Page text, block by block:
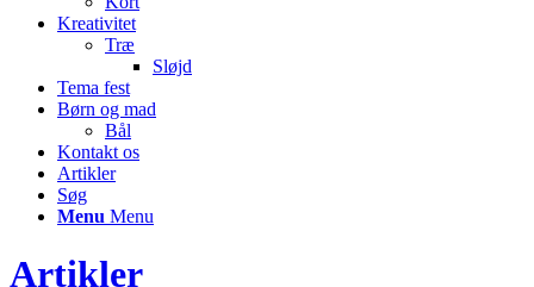
Kreativitet
Træ
Sløjd
Tema fest
Børn og mad
Bål
Kontakt os
Artikler
Søg
Menu Menu
Artikler